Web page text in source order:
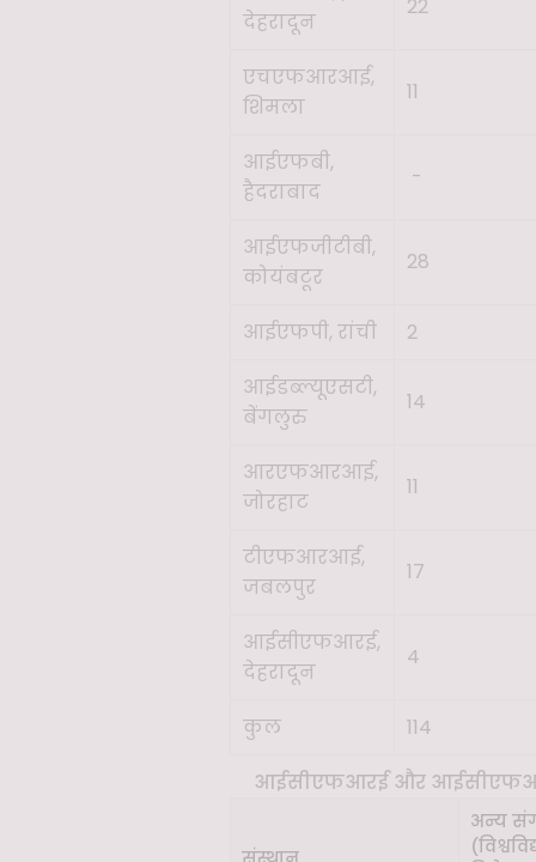
देहरादून
22
एचएफआरआई,
शिमला
11
आईएफबी,
हैदराबाद
-
आईएफजीटीबी,
कोयंबटूर
28
आईएफपी, रांची
2
आईडब्ल्यूएसटी,
बेंगलुरु
14
आरएफआरआई,
जोरहाट
11
टीएफआरआई,
जबलपुर
17
आईसीएफआरई,
देहरादून
4
कुल
114
आईसीएफआरई और
अन्य